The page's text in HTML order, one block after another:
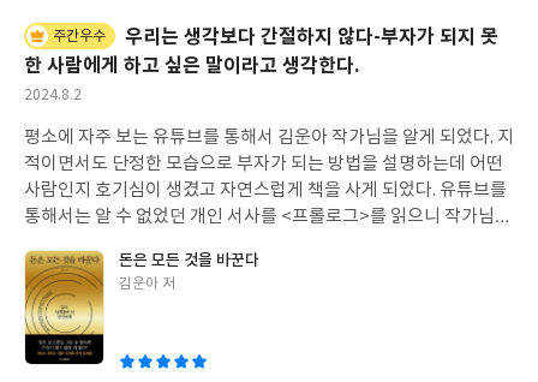
사이의 간격만큼의 격차가 있길 바란다. 그 후 또 4년이 지나면 203
5년이 되고 62세가 된다. 만약, 정말로 내가 정년까지 학교에 남아
있다면 아직 상상도 해보지 못했지만 자산은 더 많이 성장해 있을 것
대한 오래 일할 것을 권하지만 아직까지는 자신이 없다. 아무튼 203
5년이면 대학 4년을 마친 정도의 시간이 흐른 것이다. 그 이후 또 2~
3년의 시간을 더 집중한다면 또 다른 규모의 자산을 볼 수 있을 것이
다. 마치 대졸과 대학원 졸업의 차이만큼... 정년이 연장되어 65세까
지 일을 한다면 2038년이 되고 앞으로 13년 후의 일이다. 이기간은
아이의 교육비도 다 끝나고 연봉은 거의 최고 수준까지 오를 것이며
무엇보다 그동안 쌓은 돈관리의 노하우가 발휘되는 시기이므로 자
산의 규모는 그동안과는 차원이 다를 것이다. 복리의 효과를 드디어
누릴 수 있는 자산관리의 골든타임이 될텐데 과연 그 때까지 건강하
하는 것이 아니라 작가 그 자체로 다양한 삶의 의미를 전해주고 있어
서 그가 나오는 프로그램을 좋아했고, 던지는 메시지를 곱씹어 보기
도 했었기 때문이다. 글을 읽는 내내 왠지 모를 슬픔이랄까 뭔가 아
고 말았다는....작가님에게는 자식이 없다는 것이 내내 아픔으로 다
가왔다. 돌아가시기 전 아버지가 작가에게 제사를 지내지 말라고 하
면서 현충원에 묻히는 것도 하지 않겠다고 하면서 그 이유를 후손도
없기 때문이라고 하는 부분이 이 책을 읽는 내내 생각이 났다. 하지
만 김영하 작가님 특유의 날카로움과 시니컬함으로 '수동 공격은 받
아주지 않았다'는 대목에서 나름의 해결 방법을 찾아낸 것 같고 이
또한 사람이 살아가면서 자기 나름대로의 '삶의 의미'를 찾았가는
과정이니 참 다행이라고 생각한다. 책을 읽다 보면 분명, 유쾌하고
재미있는 대목도 많다. 어린 시절의 꿈이 유능하고 교양 있는 사람이
로 많은 핵심적인 내용을 편하게 받아들일 수 있지만 이 책을 쓴 저
자들은 어마 어마한 노력을 했음을 알 수 있는 대목이다. 많은 고전
과 심리학자들의 연구를 토대로 <복잡한 세상을 이기는 단순함의
힘>, 원씽을 찾아내기까지 정말 고뇌의 시간이 필요했을 것 같다. 이
책에서 가장 인상깊은 내용은 이 책의 맨 마지막에 나오는 내용이다.
후회하지 않는 삶을 사는 것이 가치있는 삶이라는 것이다. 후회없는
삶을 살기 위해 최선을 다한다기 보다 '단 하나에 집중'하는 것이다.
그게 무엇인지 알 것 같다. 정말로 공감하는 내용이기 때문이다. 요
허무함을 극복하는 것이 너무나 어렵다는 이야기를 들은 적이 있다.
가끔씩 즐겨 보는 <스터디코드> 유튜브를 통해서 아주 가슴을 관통
하는 울림을 주는 내용이 바로 이것이었는데 이 허무함, 후회하지
않은 삶을 사는 간단한 방법이 단 하나에 집중하는 것이다. 다행히,
나는 멀티테스킹을 싫어한다. 단 하나에 집중하는 것을 좋아하고 몰
주간우수
우리는 생각보다 간절하지 않다-부자가 되지 못
한 사람에게 하고 싶은 말이라고 생각한다.
작
일
2024.8.2
평소에 자주 보는 유튜브를 통해서 김운아 작가님을 알게 되었다. 지
적이면서도 단정한 모습으로 부자가 되는 방법을 설명하는데 어떤
사람인지 호기심이 생겼고 자연스럽게 책을 사게 되었다. 유튜브를
통해서는 알 수 없었던 개인 서사를 <프롤로그>를 읽으니 작가님에
자가 부자가 되었다는 사실보다 가난을 벗어나기 위해 노력한 그 지
난한 과정들이 더 눈물겨웠고 더 위대해 보여서 부자가 되는 것은 어
쩌면 당연한 결과가 아닐까 할 정도였다. 물론, 저자보다 더 고생을
하고 노력을 해도 부자가 되지 못하는 사람도 있지만, 그것은 너무
나 운이 나쁜 불행한 일일 것이다. 지방에서 대학을 졸업한 후 맨몸
돈은 모든 것을 바꾼다
글
김운아 저